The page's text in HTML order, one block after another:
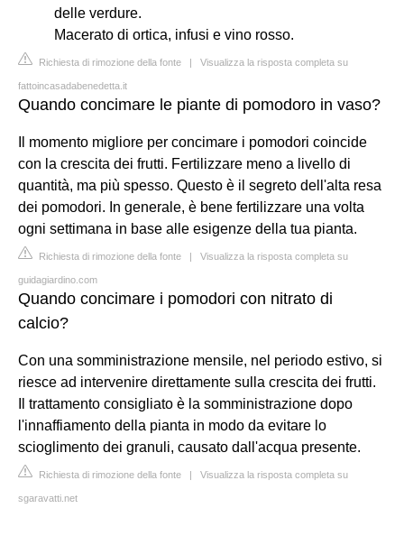
delle verdure.
Macerato di ortica, infusi e vino rosso.
Richiesta di rimozione della fonte | Visualizza la risposta completa su
fattoincasadabenedetta.it
Quando concimare le piante di pomodoro in vaso?
Il momento migliore per concimare i pomodori coincide
con la crescita dei frutti. Fertilizzare meno a livello di
quantità, ma più spesso. Questo è il segreto dell'alta resa
dei pomodori. In generale, è bene fertilizzare una volta
ogni settimana in base alle esigenze della tua pianta.
Richiesta di rimozione della fonte | Visualizza la risposta completa su
guidagiardino.com
Quando concimare i pomodori con nitrato di
calcio?
Con una somministrazione mensile, nel periodo estivo, si
riesce ad intervenire direttamente sulla crescita dei frutti.
Il trattamento consigliato è la somministrazione dopo
l'innaffiamento della pianta in modo da evitare lo
scioglimento dei granuli, causato dall'acqua presente.
Richiesta di rimozione della fonte | Visualizza la risposta completa su
sgaravatti.net